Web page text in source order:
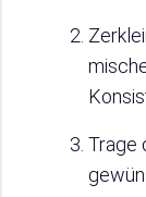
Trage